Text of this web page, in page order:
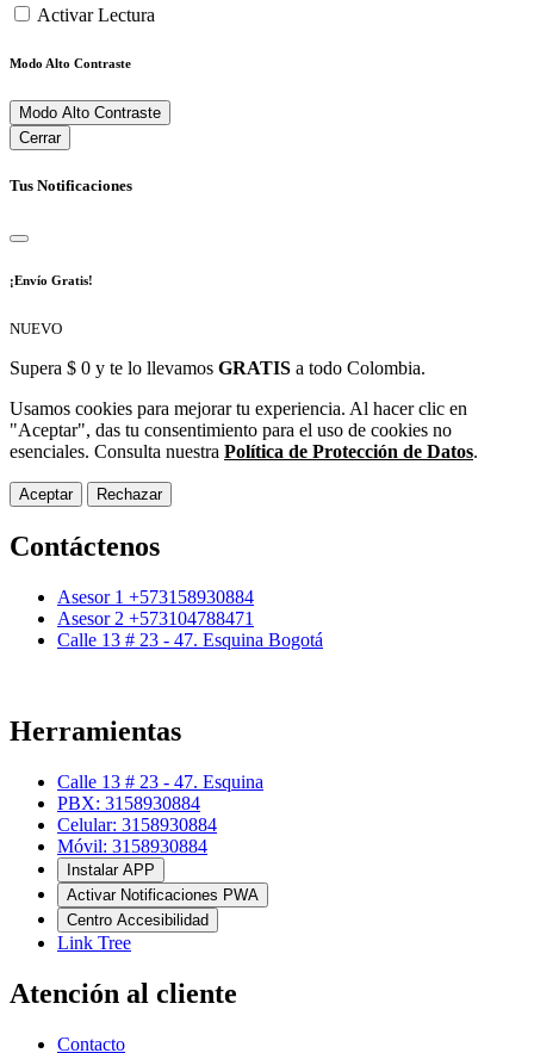
Activar Lectura
Modo Alto Contraste
Modo Alto Contraste
Cerrar
Tus Notificaciones
¡Envío Gratis!
NUEVO
Supera $ 0 y te lo llevamos GRATIS a todo Colombia.
Usamos cookies para mejorar tu experiencia. Al hacer clic en
"Aceptar", das tu consentimiento para el uso de cookies no
esenciales. Consulta nuestra Política de Protección de Datos.
Aceptar Rechazar
Contáctenos
Asesor 1 +573158930884
Asesor 2 +573104788471
Calle 13 # 23 - 47. Esquina Bogotá
Herramientas
Calle 13 # 23 - 47. Esquina
PBX: 3158930884
Celular: 3158930884
Móvil: 3158930884
Instalar APP
Activar Notificaciones PWA
Centro Accesibilidad
Link Tree
Atención al cliente
Contacto